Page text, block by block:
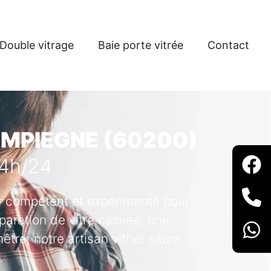
Double vitrage Baie porte vitrée Contact
(60200)
24
et expérimenté pour
de vitre cassée, une
notre artisan vitrier saura